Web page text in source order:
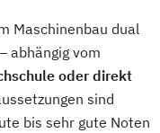
Maschinenbau dual
abhängig vom
oder direkt
sind
bis sehr gute Noten